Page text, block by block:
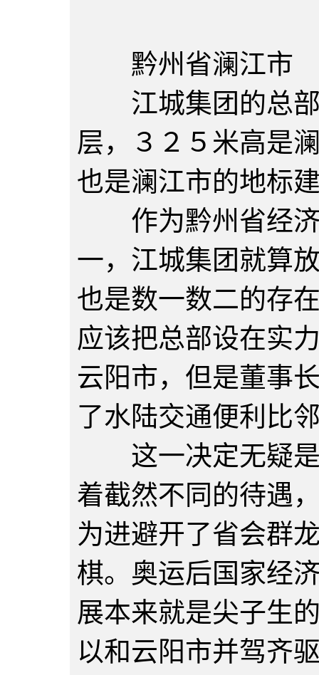
黔州省澜江市
江城集团的总部
层，３２５米高是
也是澜江市的地标
作为黔州省经济
一，江城集团就算
也是数一数二的存
应该把总部设在实
云阳市，但是董事
了水陆交通便利比
这一决定无疑是
着截然不同的待遇
为进避开了省会群
棋。奥运后国家经
展本来就是尖子生
以和云阳市并驾齐